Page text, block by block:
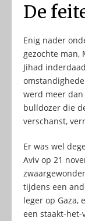
De
Enig nader
gezochte man,
Jihad
werd meer
bulldozer die
verschanst,
Er was wel
Aviv op 21
tijdens een
leger op Gaza,
een staakt-